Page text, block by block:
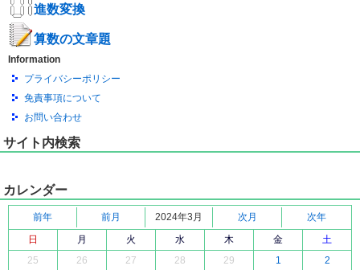
進数変換
算数の文章題
Information
プライバシーポリシー
免責事項について
お問い合わせ
サイト内検索
カレンダー
前年 前月 2024年3月 次月
次年
日
月 火 水 木 金
土
25
26 27 28 29 1 2